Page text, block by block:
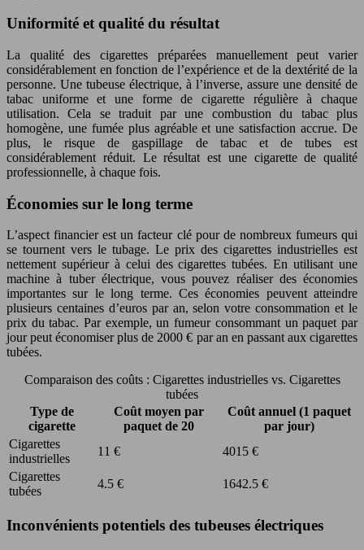
Uniformité et qualité du résultat
La qualité des cigarettes préparées manuellement peut varier
considérablement en fonction de l’expérience et de la dextérité de la
personne. Une tubeuse électrique, à l’inverse, assure une densité de
tabac uniforme et une forme de cigarette régulière à chaque
utilisation. Cela se traduit par une combustion du tabac plus
homogène, une fumée plus agréable et une satisfaction accrue. De
plus, le risque de gaspillage de tabac et de tubes est
considérablement réduit. Le résultat est une cigarette de qualité
professionnelle, à chaque fois.
Économies sur le long terme
L’aspect financier est un facteur clé pour de nombreux fumeurs qui
se tournent vers le tubage. Le prix des cigarettes industrielles est
nettement supérieur à celui des cigarettes tubées. En utilisant une
machine à tuber électrique, vous pouvez réaliser des économies
importantes sur le long terme. Ces économies peuvent atteindre
plusieurs centaines d’euros par an, selon votre consommation et le
prix du tabac. Par exemple, un fumeur consommant un paquet par
jour peut économiser plus de 2000 € par an en passant aux cigarettes
tubées.
Comparaison des coûts : Cigarettes industrielles vs. Cigarettes
tubées
Type de
cigarette
Coût moyen par
paquet de 20
Coût annuel (1 paquet
par jour)
Cigarettes
industrielles
11 €
4015 €
Cigarettes
tubées
4.5 € 1642.5 €
Inconvénients potentiels des tubeuses électriques